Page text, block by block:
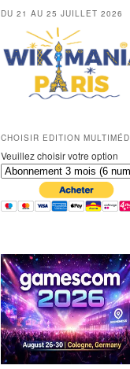
DU 21 AU 25 JUILLET 2026
CHOISIR EDITION
Veuillez choisir votre option